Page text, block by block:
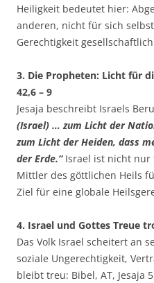
Heiligkeit bedeutet hier:
anderen, nicht für sich
Gerechtigkeit
3. Die Propheten: Licht für
42,6 – 9
Jesaja beschreibt Israels
(Israel) … zum Licht der
zum Licht der Heiden, dass
der Erde.“Israel ist nicht nur
Mittler des göttlichen Heils
Ziel für eine globale
4. Israel und Gottes Treue
Das Volk Israel scheitert an
soziale Ungerechtigkeit,
bleibt treu: Bibel, AT, Jesaja